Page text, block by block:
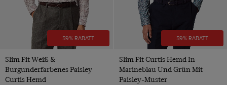
59% RABATT
Slim Fit Weiß &
Burgunderfarbenes Paisley
Curtis Hemd
59% RABATT
Slim Fit Curtis Hemd In
Marineblau Und Grün Mit
Paisley-Muster